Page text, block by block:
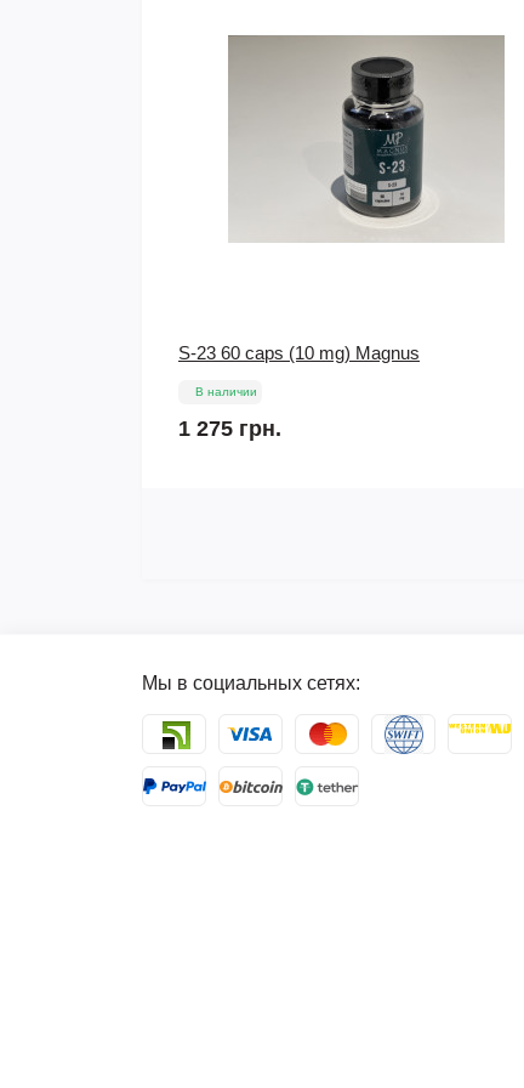
Scitec Nutrition Green Style (Грин Стайл)
В наличии
Мы в социальных сетях: